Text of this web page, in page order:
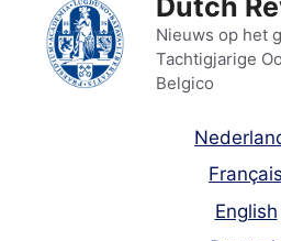
Dutch
Nieuws op het
Tachtigjarige
Belgico
Français
English